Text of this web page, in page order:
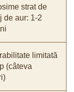
strat de
de aur: 1-2
limitată
(câteva